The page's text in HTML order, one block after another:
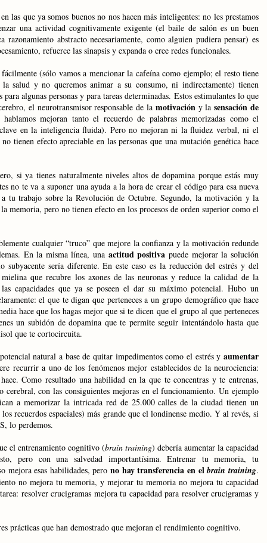
las que ya somos buenos no nos hacen más inteligentes: no les prestamos
una actividad cognitivamente exigente (el baile de salón es un buen
abstracto necesariamente, como alguien pudiera pensar) es
refuerce las sinapsis y expanda o cree redes funcionales.
(sólo vamos a mencionar la cafeína como ejemplo; el resto tiene
salud y no queremos animar a su consumo, ni indirectamente) tienen
algunas personas y para tareas determinadas. Estos estimulantes lo que
el neurotransmisor responsable de la motivacióny lasensación de
mejoran tanto el recuerdo de palabras memorizadas como el
en la inteligencia fluida). Pero no mejoran ni la fluidez verbal, ni el
tienen efecto apreciable en las personas que una mutación genética hace
si ya tienes naturalmente niveles altos de dopamina porque estás muy
no te va a suponer una ayuda a la hora de crear el código para esa nueva
tu trabajo sobre la Revoluciónde Octubre. Segundo, la motivación y la
memoria, pero no tienen efecto en los procesos de orden superior como el
cualquier “truco” que mejore la confianza y la motivación redunde
En la misma línea, una actitud positiva puede mejorar la solución
subyacente sería diferente. En este caso es la reducción del estrés y del
que recubre los axones de las neuronas y reduce la calidad de la
capacidades que ya se poseen el dar su máximo potencial. Hubo un
el que te digan que perteneces a un grupo demográfico que hace
hace que los hagas mejor que si te dicen que el grupo al que perteneces
un subidón de dopamina que te permite seguir intentándolo hasta que
que te cortocircuita.
natural a base de quitar impedimentos como el estrés y aumentar
recurrir a uno de los fenómenos mejor establecidos de la neurociencia:
Como resultado una habilidad en la que te concentras y te entrenas,
cerebral, con las consiguientes mejoras en el funcionamiento. Un ejemplo
a memorizar la intricada red de 25.000 calles de la ciudad tienen un
recuerdos espaciales) más grande que el londinense medio. Y al revés, si
lo perdemos.
el entrenamiento cognitivo (brain training) debería aumentar la capacidad
pero con una salvedad importantísima. Entrenar tu memoria, tu
mejora esas habilidades, perono hay transferencia en elbrain training.
no mejora tu memoria, y mejorar tu memoria no mejora tu capacidad
resolver crucigramas mejora tu capacidad para resolver crucigramas y
prácticas que han demostrado que mejoran el rendimiento cognitivo.